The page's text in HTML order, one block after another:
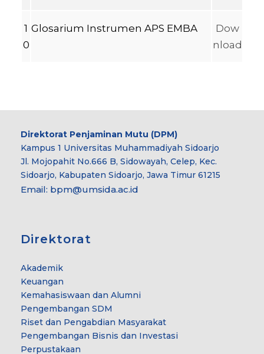
1
0
Glosarium Instrumen APS EMBA
Dow
nload
Direktorat Penjaminan Mutu (DPM)
Kampus 1 Universitas Muhammadiyah Sidoarjo
Jl. Mojopahit No.666 B, Sidowayah, Celep, Kec.
Sidoarjo, Kabupaten Sidoarjo, Jawa Timur 61215
Email: bpm@umsida.ac.id
Direktorat
Akademik
Keuangan
Kemahasiswaan dan Alumni
Pengembangan SDM
Riset dan Pengabdian Masyarakat
Pengembangan Bisnis dan Investasi
Perpustakaan